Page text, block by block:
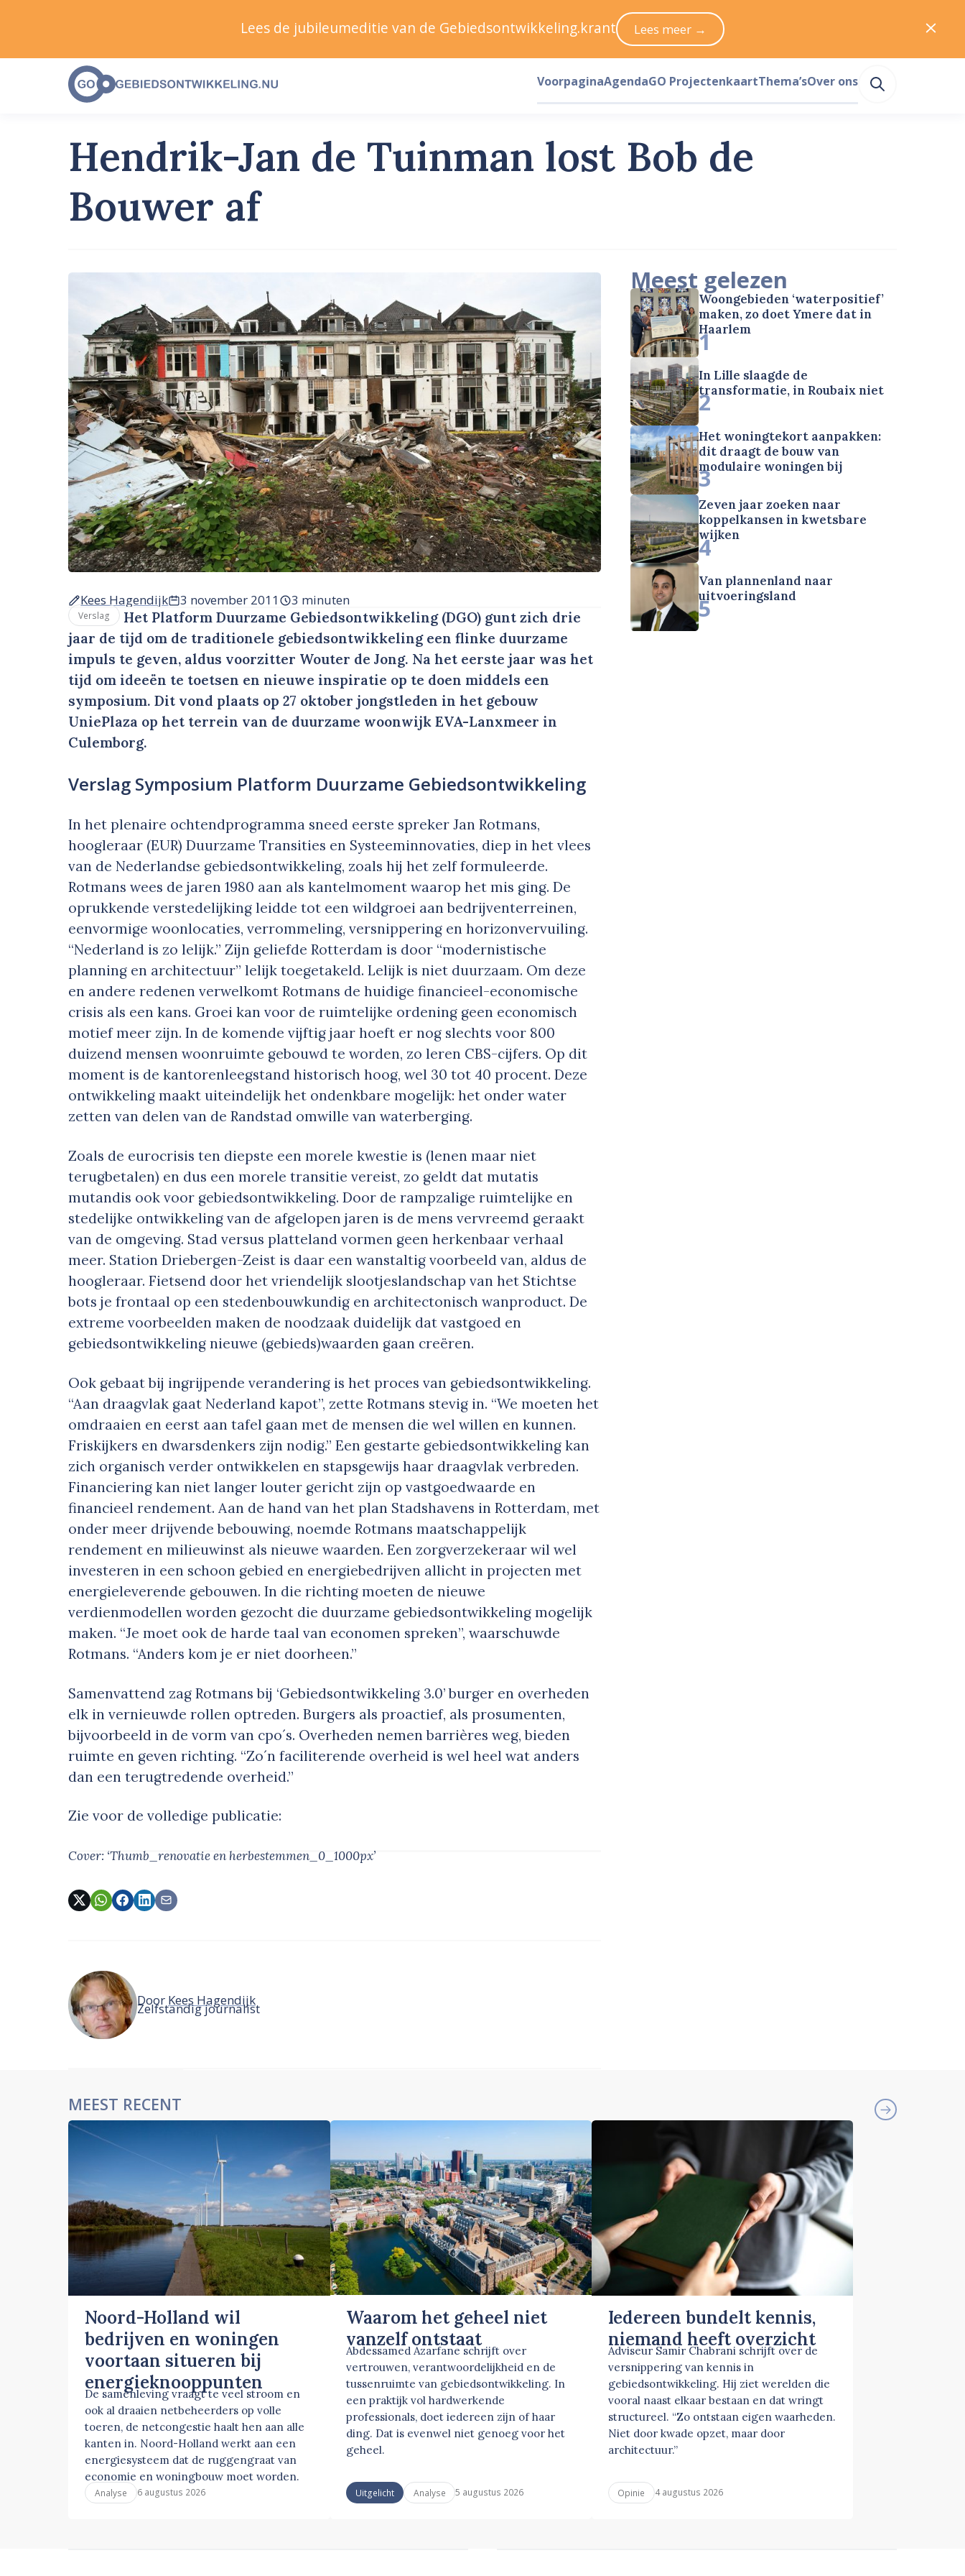
Hendrik-Jan de Tuinman lost Bob de
Bouwer af
Kees Hagendijk 3 november 2011 3 minuten
Verslag
Het Platform Duurzame Gebiedsontwikkeling (DGO) gunt zich drie
jaar de tijd om de traditionele gebiedsontwikkeling een flinke duurzame
impuls te geven, aldus voorzitter Wouter de Jong. Na het eerste jaar was het
tijd om ideeën te toetsen en nieuwe inspiratie op te doen middels een
symposium. Dit vond plaats op 27 oktober jongstleden in het gebouw
UniePlaza op het terrein van de duurzame woonwijk EVA-Lanxmeer in
Culemborg.
Verslag Symposium Platform Duurzame Gebiedsontwikkeling
In het plenaire ochtendprogramma sneed eerste spreker Jan Rotmans,
hoogleraar (EUR) Duurzame Transities en Systeeminnovaties, diep in het vlees
van de Nederlandse gebiedsontwikkeling, zoals hij het zelf formuleerde.
Rotmans wees de jaren 1980 aan als kantelmoment waarop het mis ging. De
oprukkende verstedelijking leidde tot een wildgroei aan bedrijventerreinen,
eenvormige woonlocaties, verrommeling, versnippering en horizonvervuiling.
“Nederland is zo lelijk.” Zijn geliefde Rotterdam is door “modernistische
planning en architectuur” lelijk toegetakeld. Lelijk is niet duurzaam. Om deze
en andere redenen verwelkomt Rotmans de huidige financieel-economische
crisis als een kans. Groei kan voor de ruimtelijke ordening geen economisch
motief meer zijn. In de komende vijftig jaar hoeft er nog slechts voor 800
duizend mensen woonruimte gebouwd te worden, zo leren CBS-cijfers. Op dit
moment is de kantorenleegstand historisch hoog, wel 30 tot 40 procent. Deze
ontwikkeling maakt uiteindelijk het ondenkbare mogelijk: het onder water
zetten van delen van de Randstad omwille van waterberging.
Zoals de eurocrisis ten diepste een morele kwestie is (lenen maar niet
terugbetalen) en dus een morele transitie vereist, zo geldt dat mutatis
mutandis ook voor gebiedsontwikkeling. Door de rampzalige ruimtelijke en
stedelijke ontwikkeling van de afgelopen jaren is de mens vervreemd geraakt
van de omgeving. Stad versus platteland vormen geen herkenbaar verhaal
meer. Station Driebergen-Zeist is daar een wanstaltig voorbeeld van, aldus de
hoogleraar. Fietsend door het vriendelijk slootjeslandschap van het Stichtse
bots je frontaal op een stedenbouwkundig en architectonisch wanproduct. De
extreme voorbeelden maken de noodzaak duidelijk dat vastgoed en
gebiedsontwikkeling nieuwe (gebieds)waarden gaan creëren.
Ook gebaat bij ingrijpende verandering is het proces van gebiedsontwikkeling.
“Aan draagvlak gaat Nederland kapot”, zette Rotmans stevig in. “We moeten het
omdraaien en eerst aan tafel gaan met de mensen die wel willen en kunnen.
Friskijkers en dwarsdenkers zijn nodig.” Een gestarte gebiedsontwikkeling kan
zich organisch verder ontwikkelen en stapsgewijs haar draagvlak verbreden.
Financiering kan niet langer louter gericht zijn op vastgoedwaarde en
financieel rendement. Aan de hand van het plan Stadshavens in Rotterdam, met
onder meer drijvende bebouwing, noemde Rotmans maatschappelijk
rendement en milieuwinst als nieuwe waarden. Een zorgverzekeraar wil wel
investeren in een schoon gebied en energiebedrijven allicht in projecten met
energieleverende gebouwen. In die richting moeten de nieuwe
verdienmodellen worden gezocht die duurzame gebiedsontwikkeling mogelijk
maken. “Je moet ook de harde taal van economen spreken”, waarschuwde
Rotmans. “Anders kom je er niet doorheen.”
Samenvattend zag Rotmans bij ‘Gebiedsontwikkeling 3.0’ burger en overheden
elk in vernieuwde rollen optreden. Burgers als proactief, als prosumenten,
bijvoorbeeld in de vorm van cpo´s. Overheden nemen barrières weg, bieden
ruimte en geven richting. “Zo´n faciliterende overheid is wel heel wat anders
dan een terugtredende overheid.”
Zie voor de volledige publicatie:
Cover: ‘Thumb_renovatie en herbestemmen_0_1000px’
Door Kees Hagendijk
Zelfstandig journalist
Meest gelezen
Woongebieden ‘waterpositief’
maken, zo doet Ymere dat in
Haarlem
1
In Lille slaagde de
transformatie, in Roubaix niet
2
Het woningtekort aanpakken:
dit draagt de bouw van
modulaire woningen bij
3
Zeven jaar zoeken naar
koppelkansen in kwetsbare
wijken
4
Van plannenland naar
uitvoeringsland
5
MEEST RECENT
Noord-Holland wil
bedrijven en woningen
voortaan situeren bij
energieknooppunten
De samenleving vraagt te veel stroom en
ook al draaien netbeheerders op volle
toeren, de netcongestie haalt hen aan alle
kanten in. Noord-Holland werkt aan een
energiesysteem dat de ruggengraat van
economie en woningbouw moet worden.
Analyse 6 augustus 2026
Waarom het geheel niet
vanzelf ontstaat
Abdessamed Azarfane schrijft over
vertrouwen, verantwoordelijkheid en de
tussenruimte van gebiedsontwikkeling. In
een praktijk vol hardwerkende
professionals, doet iedereen zijn of haar
ding. Dat is evenwel niet genoeg voor het
geheel.
Uitgelicht Analyse 5 augustus 2026
Iedereen bundelt kennis,
niemand heeft overzicht
Adviseur Samir Chabrani schrijft over de
versnippering van kennis in
gebiedsontwikkeling. Hij ziet werelden die
vooral naast elkaar bestaan en dat wringt
structureel. “Zo ontstaan eigen waarheden.
Niet door kwade opzet, maar door
architectuur.”
Opinie 4 augustus 2026
Lees de jubileumeditie van de Gebiedsontwikkeling.krant Lees meer →
VoorpaginaAgendaGO ProjectenkaartThema’sOver ons